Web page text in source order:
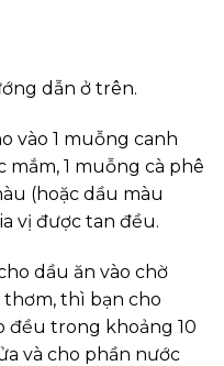
dẫn ở trên.
vào 1 muỗng canh
mắm, 1 muỗng cà phê
(hoặc dầu màu
vị được tan đều.
dầu ăn vào chờ
thì bạn cho
đều trong khoảng 10
và cho phần nước